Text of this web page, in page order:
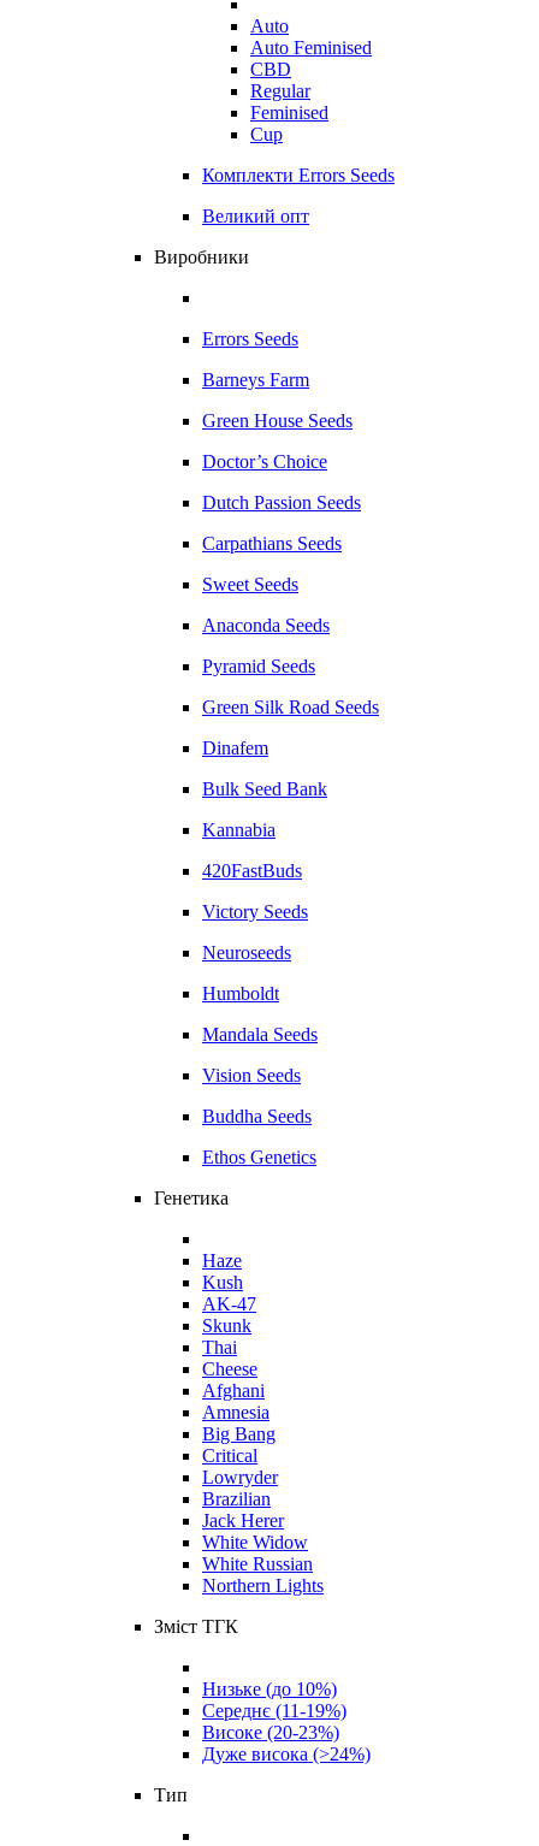
Auto
Auto Feminised
CBD
Regular
Feminised
Cup
Комплекти Errors Seeds
Великий опт
Виробники
Errors Seeds
Barneys Farm
Green House Seeds
Doctor’s Choice
Dutch Passion Seeds
Carpathians Seeds
Sweet Seeds
Anaconda Seeds
Pyramid Seeds
Green Silk Road Seeds
Dinafem
Bulk Seed Bank
Kannabia
420FastBuds
Victory Seeds
Neuroseeds
Humboldt
Mandala Seeds
Vision Seeds
Buddha Seeds
Ethos Genetics
Генетика
Haze
Kush
AK-47
Skunk
Thai
Cheese
Afghani
Amnesia
Big Bang
Critical
Lowryder
Brazilian
Jack Herer
White Widow
White Russian
Northern Lights
Зміст ТГК
Низьке (до 10%)
Середнє (11-19%)
Високе (20-23%)
Дуже висока (>24%)
Тип